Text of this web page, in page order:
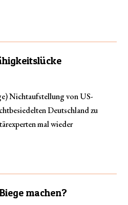
Nichtaufstellung von US-
Deutschland zu
mal wieder
machen?